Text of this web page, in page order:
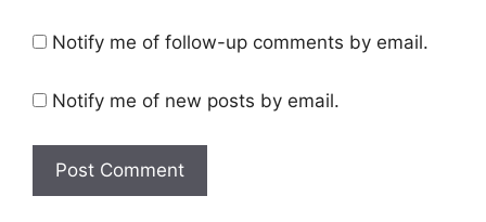
Notify me of follow-up comments by email.
Notify me of new posts by email.